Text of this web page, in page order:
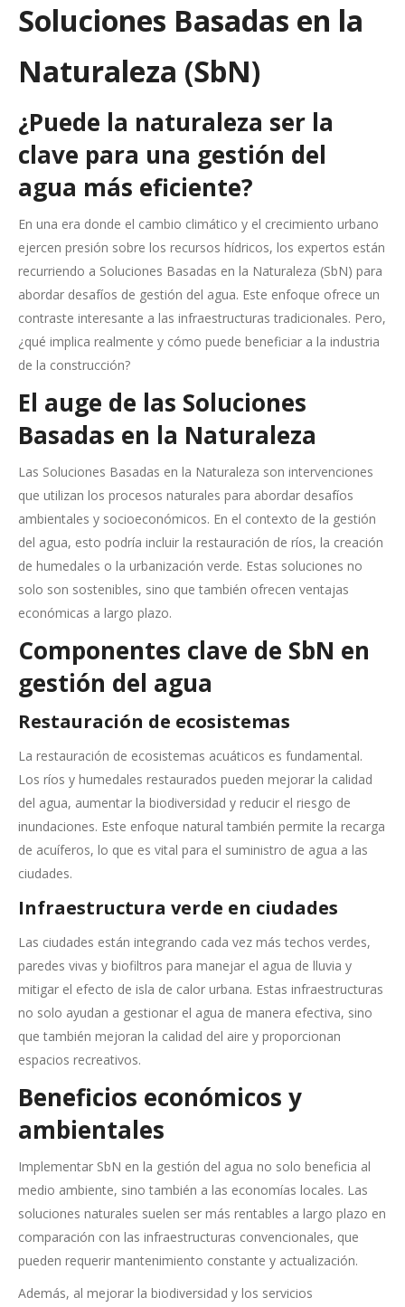
Soluciones Basadas en la
Naturaleza (SbN)
¿Puede la naturaleza ser la
clave para una gestión del
agua más eficiente?
En una era donde el cambio climático y el crecimiento urbano
ejercen presión sobre los recursos hídricos, los expertos están
recurriendo a Soluciones Basadas en la Naturaleza (SbN) para
abordar desafíos de gestión del agua. Este enfoque ofrece un
contraste interesante a las infraestructuras tradicionales. Pero,
¿qué implica realmente y cómo puede beneficiar a la industria
de la construcción?
El auge de las Soluciones
Basadas en la Naturaleza
Las Soluciones Basadas en la Naturaleza son intervenciones
que utilizan los procesos naturales para abordar desafíos
ambientales y socioeconómicos. En el contexto de la gestión
del agua, esto podría incluir la restauración de ríos, la creación
de humedales o la urbanización verde. Estas soluciones no
solo son sostenibles, sino que también ofrecen ventajas
económicas a largo plazo.
Componentes clave de SbN en
gestión del agua
Restauración de ecosistemas
La restauración de ecosistemas acuáticos es fundamental.
Los ríos y humedales restaurados pueden mejorar la calidad
del agua, aumentar la biodiversidad y reducir el riesgo de
inundaciones. Este enfoque natural también permite la recarga
de acuíferos, lo que es vital para el suministro de agua a las
ciudades.
Infraestructura verde en ciudades
Las ciudades están integrando cada vez más techos verdes,
paredes vivas y biofiltros para manejar el agua de lluvia y
mitigar el efecto de isla de calor urbana. Estas infraestructuras
no solo ayudan a gestionar el agua de manera efectiva, sino
que también mejoran la calidad del aire y proporcionan
espacios recreativos.
Beneficios económicos y
ambientales
Implementar SbN en la gestión del agua no solo beneficia al
medio ambiente, sino también a las economías locales. Las
soluciones naturales suelen ser más rentables a largo plazo en
comparación con las infraestructuras convencionales, que
pueden requerir mantenimiento constante y actualización.
Además, al mejorar la biodiversidad y los servicios